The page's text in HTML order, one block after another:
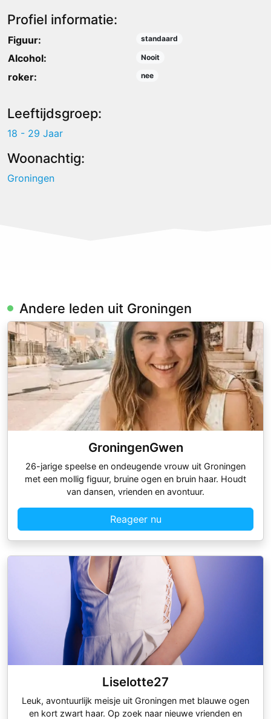
Profiel informatie:
Figuur: standaard
Alcohol: Nooit
roker: nee
Leeftijdsgroep:
18 - 29 Jaar
Woonachtig:
Groningen
Andere leden uit Groningen
GroningenGwen
26-jarige speelse en ondeugende vrouw uit Groningen
met een mollig figuur, bruine ogen en bruin haar. Houdt
van dansen, vrienden en avontuur.
Reageer nu
Liselotte27
Leuk, avontuurlijk meisje uit Groningen met blauwe ogen
en kort zwart haar. Op zoek naar nieuwe vrienden en